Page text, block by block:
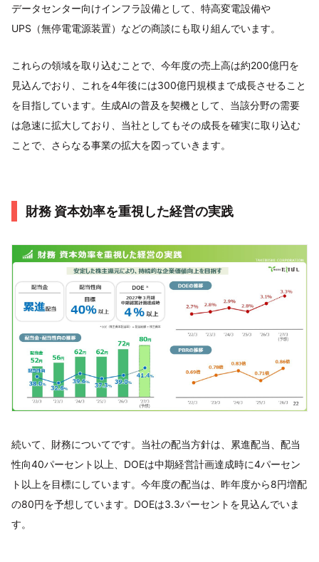
データセンター向けインフラ設備として、特高変電設備や
UPS（無停電電源装置）などの商談にも取り組んでいます。
これらの領域を取り込むことで、今年度の売上高は約200億円を
見込んでおり、これを4年後には300億円規模まで成長させること
を目指しています。生成AIの普及を契機として、当該分野の需要
は急速に拡大しており、当社としてもその成長を確実に取り込む
ことで、さらなる事業の拡大を図っていきます。
財務 資本効率を重視した経営の実践
続いて、財務についてです。当社の配当方針は、累進配当、配当
性向40パーセント以上、DOEは中期経営計画達成時に4パーセン
ト以上を目標にしています。今年度の配当は、昨年度から8円増配
の80円を予想しています。DOEは3.3パーセントを見込んでいま
す。